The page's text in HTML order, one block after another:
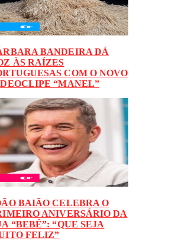
BANDEIRA DÁ
ÀS RAÍZES
COM O NOVO
“MANEL”
BAIÃO CELEBRA O
ANIVERSÁRIO DA
“BEBÉ”: “QUE SEJA
FELIZ”